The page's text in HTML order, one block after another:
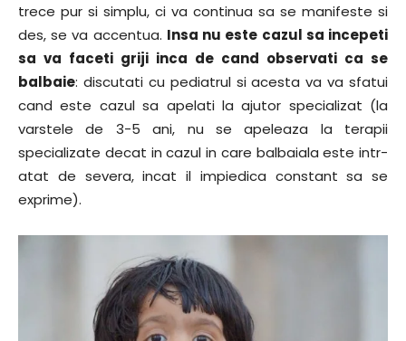
trece pur si simplu, ci va continua sa se manifeste si
des, se va accentua. Insa nu este cazul sa incepeti
sa va faceti griji inca de cand observati ca se
balbaie: discutati cu pediatrul si acesta va va sfatui
cand este cazul sa apelati la ajutor specializat (la
varstele de 3-5 ani, nu se apeleaza la terapii
specializate decat in cazul in care balbaiala este intr-
atat de severa, incat il impiedica constant sa se
exprime).